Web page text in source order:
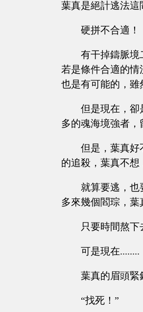
葉真是絕計逃法這
硬拼不合適！
有干掉鑄脈境
若是條件合適的
也是有可能的，雖
但是現在，卻
多的魂海境強者
但是，葉真好
的追殺，葉真不想
就算要逃，
多來幾個閻琮，葉
只要時間熬
可是現在........
葉真的眉頭緊
“找死！”